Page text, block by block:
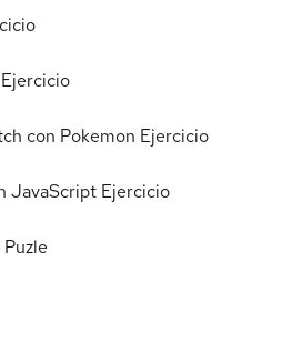
Ejercicio
con Pokemon Ejercicio
JavaScript Ejercicio
Puzle